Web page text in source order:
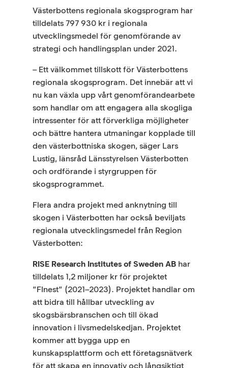
Västerbottens regionala skogsprogram har
tilldelats 797 930 kr i regionala
utvecklingsmedel för genomförande av
strategi och handlingsplan under 2021.
– Ett välkommet tillskott för Västerbottens
regionala skogsprogram. Det innebär att vi
nu kan växla upp vårt genomförandearbete
som handlar om att engagera alla skogliga
intressenter för att förverkliga möjligheter
och bättre hantera utmaningar kopplade till
den västerbottniska skogen, säger Lars
Lustig, länsråd Länsstyrelsen Västerbotten
och ordförande i styrgruppen för
skogsprogrammet.
Flera andra projekt med anknytning till
skogen i Västerbotten har också beviljats
regionala utvecklingsmedel från Region
Västerbotten:
RISE Research Institutes of Sweden AB har
tilldelats 1,2 miljoner kr för projektet
”FInest” (2021–2023). Projektet handlar om
att bidra till hållbar utveckling av
skogsbärsbranschen och till ökad
innovation i livsmedelskedjan. Projektet
kommer att bygga upp en
kunskapsplattform och ett företagsnätverk
för att skapa en innovativ och långsiktigt